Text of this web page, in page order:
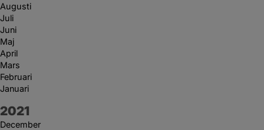
Augusti
Juli
Juni
Maj
April
Mars
Februari
Januari
År:
2021
December